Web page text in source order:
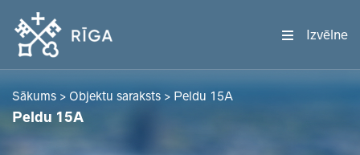
Izvēlne
Sākums > Objektu saraksts > Peldu 15A
Peldu 15A